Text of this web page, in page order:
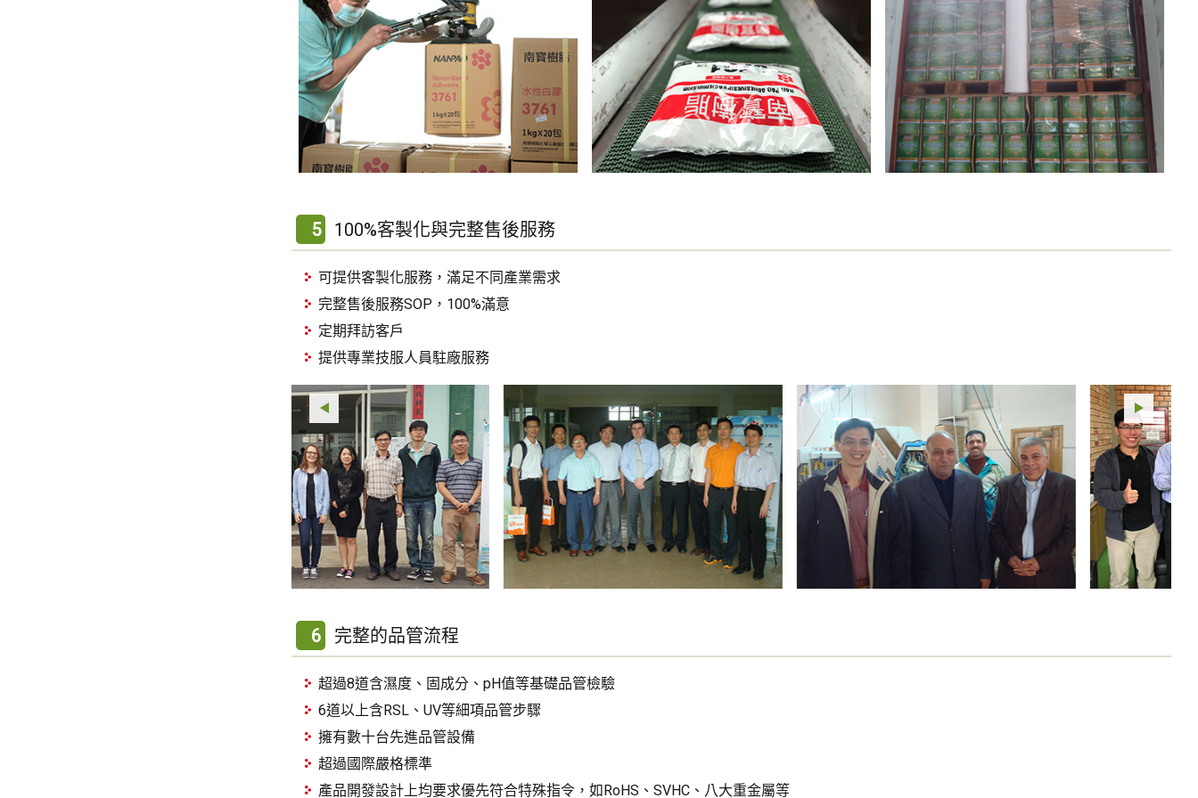
5 100%客製化與完整售後服務
可提供客製化服務，滿足不同產業需求
完整售後服務SOP，100%滿意
定期拜訪客戶
提供專業技服人員駐廠服務
6 完整的品管流程
超過8道含濕度、固成分、pH值等基礎品管檢驗
6道以上含RSL、UV等細項品管步驟
擁有數十台先進品管設備
超過國際嚴格標準
產品開發設計上均要求優先符合特殊指令，如RoHS、SVHC、八大重金屬等